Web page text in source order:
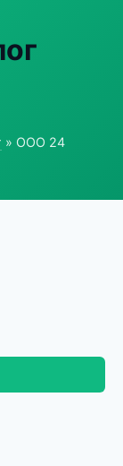
» ООО 24